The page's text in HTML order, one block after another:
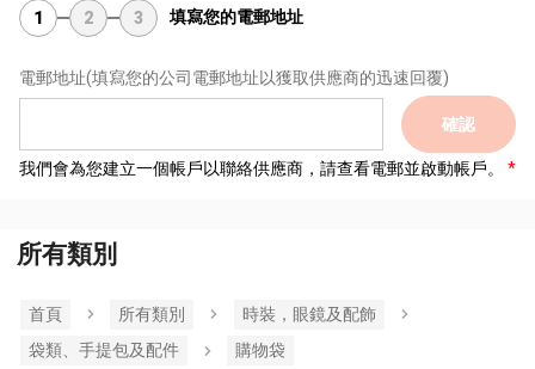
1 2 3 填寫您的電郵地址
電郵地址(填寫您的公司電郵地址以獲取供應商的迅速回覆)
確認
我們會為您建立一個帳戶以聯絡供應商，請查看電郵並啟動帳戶。
所有類別
首頁 所有類別
時裝，眼鏡及配飾
袋類、手提包及配件
購物袋